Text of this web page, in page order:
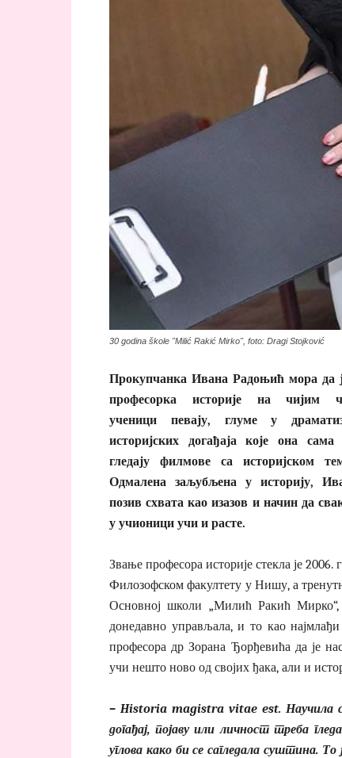
30 godina škole "Milić Rakić Mirko", foto: Dragi Stojković
Прокупчанка Ивана Радоњић мора да
професорка историје на чијим
ученици певају, глуме у
историјских догађаја које она
гледају филмове са историјском
Одмалена заљубљена у историју,
позив схвата као изазов и начин да
у учионици учи и расте.
Звање професора историје стекла је 2006.
Филозофском факултету у Нишу, а
Основној школи „Милић Ракић Мирко“,
донедавно управљала, и то као
професора др Зорана Ђорђевића да је
учи нешто ново од својих ђака, али и
– Historia magistra vitae est. Научила
догађај, појаву или личност треба
углова како би се сагледала суштина. То